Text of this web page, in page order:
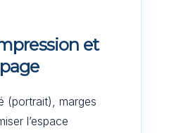
et
(portrait), marges
l’espace